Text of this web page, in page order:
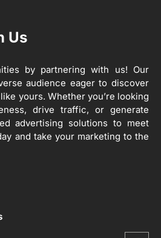
ਮਨੁੱਖੀ ਅਧਿਕਾਰ ਕਮਿਸ਼ਨ ਦੇ ਮੈਂਬਰ
ਦਾ ਜਾਇਜ਼ਾ
ਜ਼ਿਲ੍ਹੇ ਵ‘ ਈ.ਐੱਫ. ਡਿਜੀਟਾਈਜ਼ੇਸ਼ਨ
99.92 ਫੀਸਦੀ ਮੁਕੰਮਲ: ਜ਼ਿਲ੍ਹਾ ਚੋਣ
Us
by partnering with us! Our
audience eager to discover
yours. Whether you’re looking
drive traffic, or generate
advertising solutions to meet
and take your marketing to the